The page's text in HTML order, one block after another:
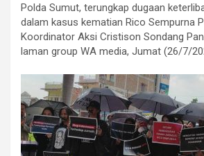
Polda Sumut, terungkap dugaan
dalam kasus kematian Rico Sempurna
Koordinator Aksi Cristison Sondang
laman group WA media, Jumat (26/7/